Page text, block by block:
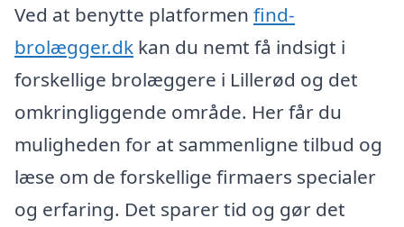
Ved at benytte platformen find-
brolægger.dk kan du nemt få indsigt i
forskellige brolæggere i Lillerød og det
omkringliggende område. Her får du
muligheden for at sammenligne tilbud og
læse om de forskellige firmaers specialer
og erfaring. Det sparer tid og gør det